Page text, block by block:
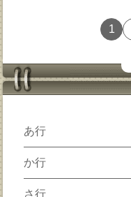
1
あ行
か行
さ行